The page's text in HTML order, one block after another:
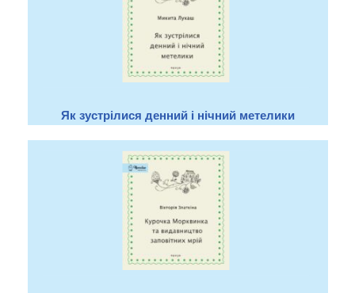
Як зустрілися денний і нічний метелики